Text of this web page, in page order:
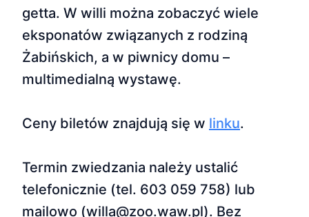
getta. W willi można zobaczyć wiele
eksponatów związanych z rodziną
Żabińskich, a w piwnicy domu –
multimedialną wystawę.
Ceny biletów znajdują się w linku.
Termin zwiedzania należy ustalić
telefonicznie (tel. 603 059 758) lub
mailowo (willa@zoo.waw.pl). Bez